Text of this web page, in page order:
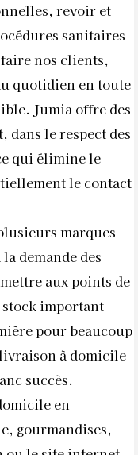
revoir et
sanitaires
nos clients,
quotidien en toute
Jumia offre des
dans le respect des
qui élimine le
le contact
marques
demande des
aux points de
important
pour beaucoup
à domicile
succès.
en
gourmandises,